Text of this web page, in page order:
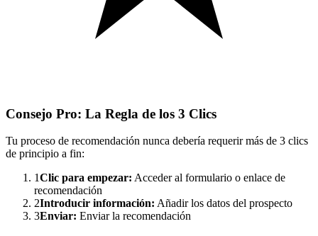
Consejo Pro: La Regla de los 3 Clics
Tu proceso de recomendación nunca debería requerir más de 3 clics
de principio a fin:
1Clic para empezar: Acceder al formulario o enlace de
recomendación
2Introducir información: Añadir los datos del prospecto
3Enviar: Enviar la recomendación